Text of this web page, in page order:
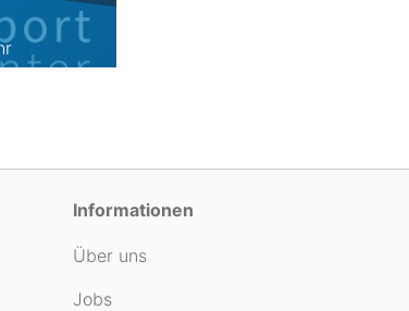
Informationen
Über uns
Jobs